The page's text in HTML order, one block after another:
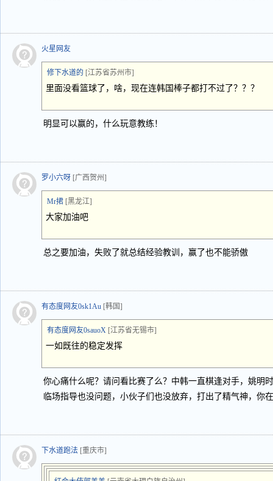
火星网友
修下水道的 [江苏省苏州市]
里面没看篮球了，啥，现在连韩国棒子都打不过了？？？
明显可以赢的，什么玩意教练！
罗小六呀 [广西贺州]
Mr捃 [黑龙江]
大家加油吧
总之要加油，失败了就总结经验教训，赢了也不能骄傲
有态度网友0sk1Au [韩国]
有态度网友0sauoX [江苏省无锡市]
一如既往的稳定发挥
你心痛什么呢？请问看比赛了么？中韩一直棋逢对手，姚明
临场指导也没问题，小伙子们也没放弃，打出了精气神，你
下水道跑法 [重庆市]